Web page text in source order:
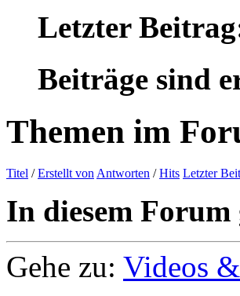
Letzter
Beiträge sind
Themen im
Titel /Erstellt von Antworten /Hits Letzter
In diesem Forum
Gehe zu: Videos